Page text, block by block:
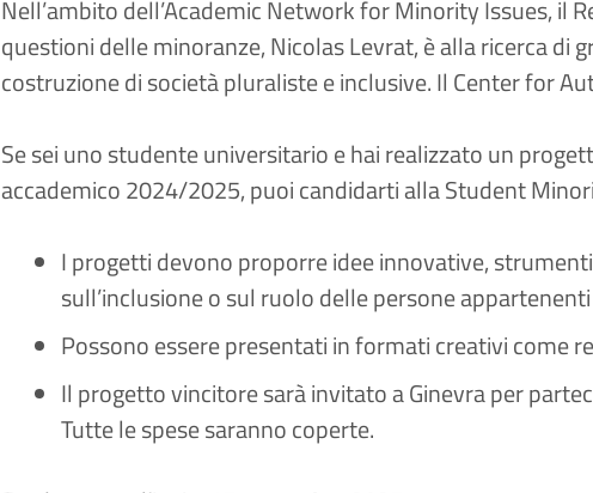
Nell’ambito dell’Academic Network for Minority Issues, il
questioni delle minoranze, Nicolas Levrat, è alla ricerca
costruzione di società pluraliste e inclusive. Il Center for
Sesei uno studente universitarioe hai realizzato un
accademico 2024/2025, puoi candidarti alla Student
I progetti devono proporre idee innovative,
sull’inclusione o sul ruolo delle persone
Possono essere presentati in formati creativi come
Il progetto vincitore sarà invitato a Ginevra per
Tutte le spese saranno coperte.